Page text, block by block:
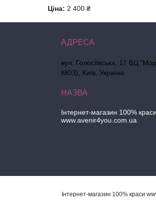
Ціна: 2 400 ₴
вул. Голосіївська, 17 БЦ
КЮЗ), Київ, Україна
Інтернет-магазин 100% краси
www.avenir4you.com.ua